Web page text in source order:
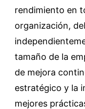
rendimiento en
organización,
tamaño de la
de mejora
estratégico y la
mejores